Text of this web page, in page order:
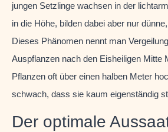
jungen Setzlinge wachsen in der
in die Höhe, bilden dabei aber nur
Dieses Phänomen nennt man
Auspflanzen nach den Eisheiligen Mitte
Pflanzen oft über einen halben Meter
schwach, dass sie kaum eigenständig
Der optimale